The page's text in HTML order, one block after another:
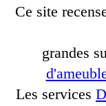
Ce site
grandes
Les services